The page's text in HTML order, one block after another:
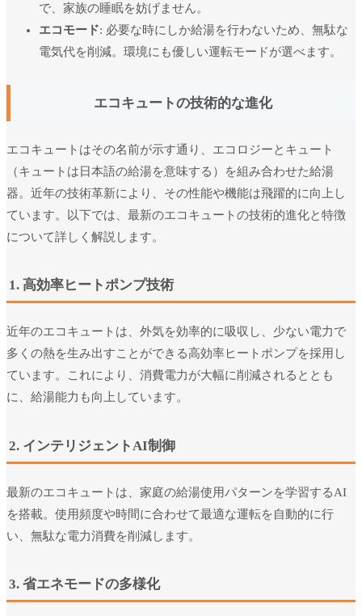
で、家族の睡眠を妨げません。
エコモード: 必要な時にしか給湯を行わないため、無駄な
電気代を削減。環境にも優しい運転モードが選べます。
エコキュートの技術的な進化
エコキュートはその名前が示す通り、エコロジーとキュート
（キュートは日本語の給湯を意味する）を組み合わせた給湯
器。近年の技術革新により、その性能や機能は飛躍的に向上し
ています。以下では、最新のエコキュートの技術的進化と特徴
について詳しく解説します。
1. 高効率ヒートポンプ技術
近年のエコキュートは、外気を効率的に吸収し、少ない電力で
多くの熱を生み出すことができる高効率ヒートポンプを採用し
ています。これにより、消費電力が大幅に削減されるととも
に、給湯能力も向上しています。
2. インテリジェントAI制御
最新のエコキュートは、家庭の給湯使用パターンを学習するAI
を搭載。使用頻度や時間に合わせて最適な運転を自動的に行
い、無駄な電力消費を削減します。
3. 省エネモードの多様化